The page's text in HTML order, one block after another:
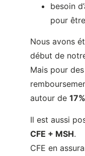
besoin
pour
Nous avons
début de
Mais pour
autour de 17%
Il est aussi
CFE + MSH.
CFE en